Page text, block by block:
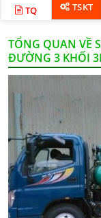
TQ TSKT
TỔNG QUAN VỀ
ĐƯỜNG 3 KHỐI